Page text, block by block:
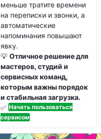
меньше тратите времени
на переписки и звонки, а
автоматические
напоминания повышают
явку.
💡Отличное решение для
мастеров, студий и
сервисных команд,
которым важны порядок
и стабильная загрузка.
✅ Начать пользоваться
сервисом